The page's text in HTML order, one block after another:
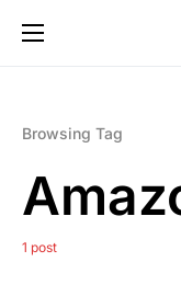
Browsing Tag
1 post